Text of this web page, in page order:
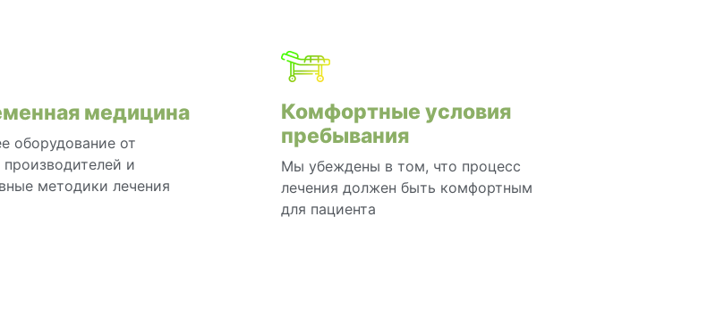
медицина
оборудование от
и
методики лечения
Комфортные условия
пребывания
Мы убеждены в том, что процесс
лечения должен быть комфортным
для пациента